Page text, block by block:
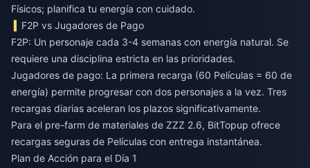
Físicos; planifica tu energía con cuidado.
F2P vs Jugadores de Pago
F2P: Un personaje cada 3-4 semanas con energía natural. Se
requiere una disciplina estricta en las prioridades.
Jugadores de pago: La primera recarga (60 Películas = 60 de
energía) permite progresar con dos personajes a la vez. Tres
recargas diarias aceleran los plazos significativamente.
Para el pre-farm de materiales de ZZZ 2.6, BitTopup ofrece
recargas seguras de Películas con entrega instantánea.
Plan de Acción para el Día 1